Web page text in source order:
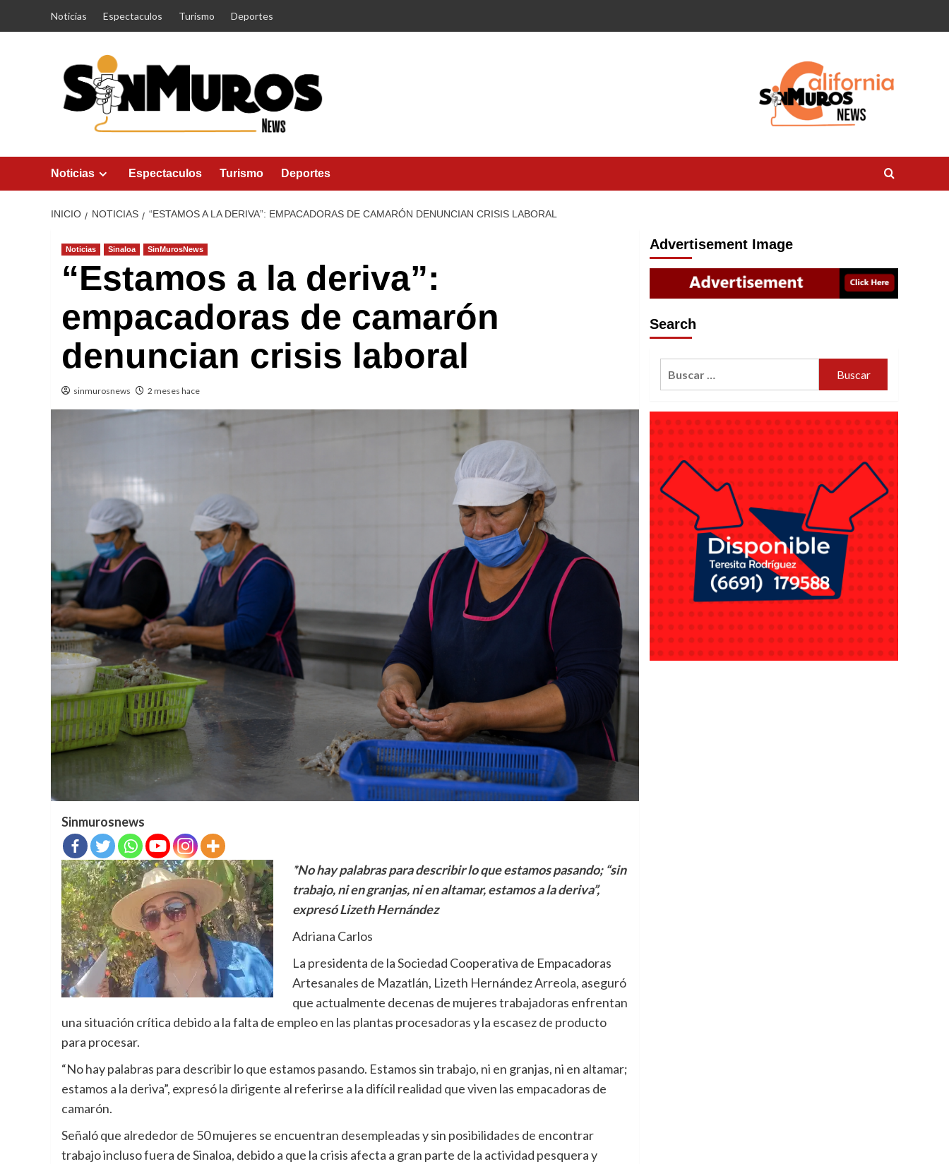
Noticias Espectaculos Turismo Deportes
Noticias Espectaculos Turismo Deportes
INICIO NOTICIAS “ESTAMOS A LA DERIVA”: EMPACADORAS DE CAMARÓN DENUNCIAN CRISIS LABORAL
Noticias Sinaloa SinMurosNews
“Estamos a la deriva”:
empacadoras de camarón
denuncian crisis laboral
sinmurosnews 2 meses hace
Sinmurosnews
*No hay palabras para describir lo que estamos pasando; “sin
trabajo, ni en granjas, ni en altamar, estamos a la deriva”,
expresó Lizeth Hernández
Adriana Carlos
La presidenta de la Sociedad Cooperativa de Empacadoras
Artesanales de Mazatlán, Lizeth Hernández Arreola, aseguró
que actualmente decenas de mujeres trabajadoras enfrentan
una situación crítica debido a la falta de empleo en las plantas procesadoras y la escasez de producto
para procesar.
“No hay palabras para describir lo que estamos pasando. Estamos sin trabajo, ni en granjas, ni en altamar;
estamos a la deriva”, expresó la dirigente al referirse a la difícil realidad que viven las empacadoras de
camarón.
Señaló que alrededor de 50 mujeres se encuentran desempleadas y sin posibilidades de encontrar
trabajo incluso fuera de Sinaloa, debido a que la crisis afecta a gran parte de la actividad pesquera y
Advertisement Image
Search